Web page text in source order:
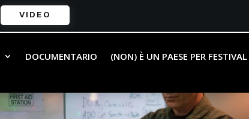
VIDEO
DOCUMENTARIO (NON) È UN PAESE PER FESTIVAL